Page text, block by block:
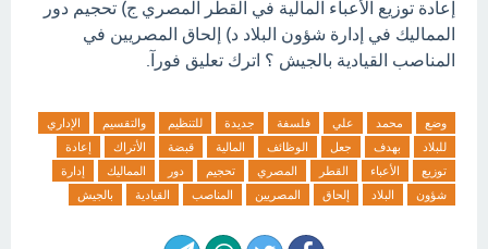
إعادة توزيع الأعباء المالية في القطر المصري ج) تحجيم دور
المماليك في إدارة شؤون البلاد د) إلحاق المصريين في
المناصب القيادية بالجيش ؟ اترك تعليق فورآ.
وضع محمد علي فلسفة جديدة للتنظيم والتقسيم
الإداري
للبلاد
بهدف جعل الوظائف المالية قبضة الأتراك
إعادة
توزيع
الأعباء القطر المصري تحجيم دور المماليك
إدارة
شؤون
البلاد إلحاق المصريين المناصب القيادية بالجيش